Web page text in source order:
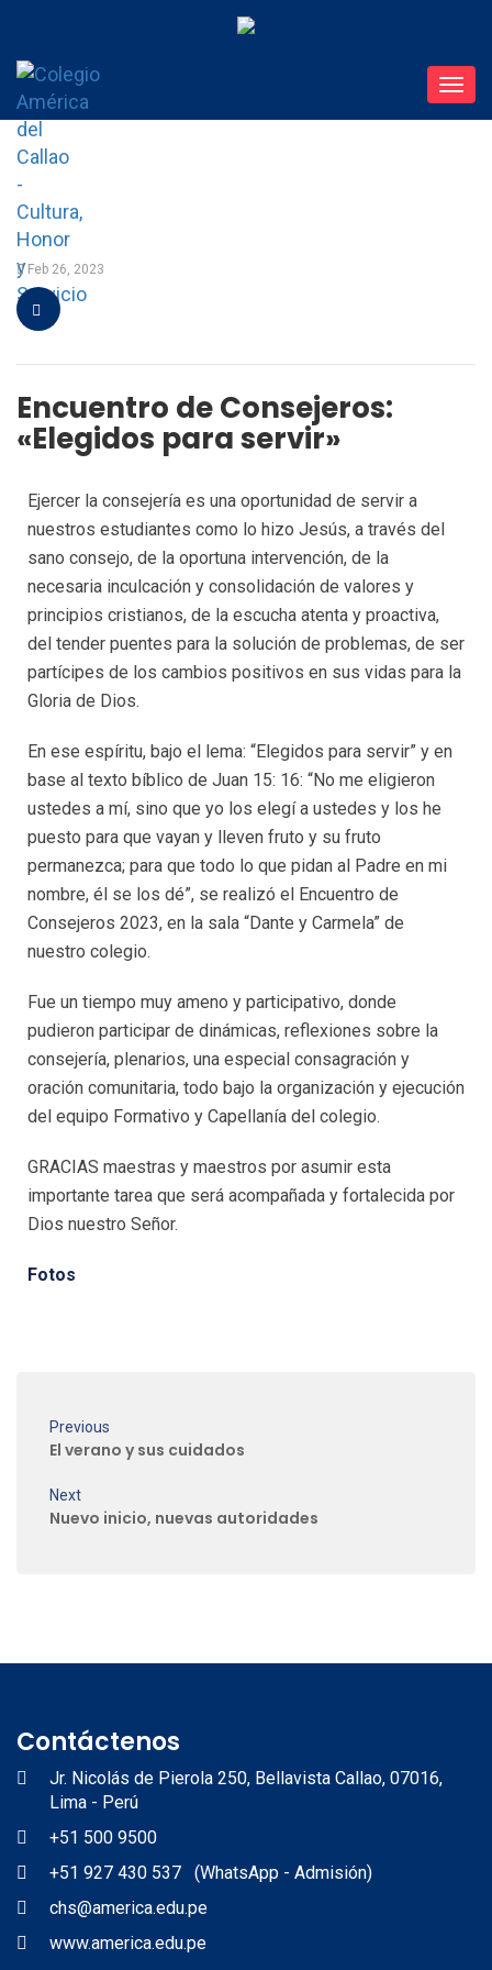
Feb 26, 2023
Encuentro de Consejeros:
«Elegidos para servir»
Ejercer la consejería es una oportunidad de servir a
nuestros estudiantes como lo hizo Jesús, a través del
sano consejo, de la oportuna intervención, de la
necesaria inculcación y consolidación de valores y
principios cristianos, de la escucha atenta y proactiva,
del tender puentes para la solución de problemas, de ser
partícipes de los cambios positivos en sus vidas para la
Gloria de Dios.
En ese espíritu, bajo el lema: “Elegidos para servir” y en
base al texto bíblico de Juan 15: 16: “No me eligieron
ustedes a mí, sino que yo los elegí a ustedes y los he
puesto para que vayan y lleven fruto y su fruto
permanezca; para que todo lo que pidan al Padre en mi
nombre, él se los dé”, se realizó el Encuentro de
Consejeros 2023, en la sala “Dante y Carmela” de
nuestro colegio.
Fue un tiempo muy ameno y participativo, donde
pudieron participar de dinámicas, reflexiones sobre la
consejería, plenarios, una especial consagración y
oración comunitaria, todo bajo la organización y ejecución
del equipo Formativo y Capellanía del colegio.
GRACIAS maestras y maestros por asumir esta
importante tarea que será acompañada y fortalecida por
Dios nuestro Señor.
Fotos
Previous
El verano y sus cuidados
Next
Nuevo inicio, nuevas autoridades
Contáctenos
Jr. Nicolás de Pierola 250, Bellavista Callao, 07016,
Lima - Perú
+51 500 9500
+51 927 430 537 (WhatsApp - Admisión)
chs@america.edu.pe
www.america.edu.pe